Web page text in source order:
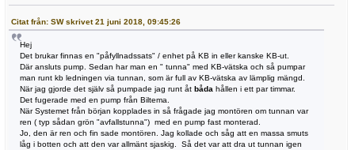
Citat från: SW skrivet 21 juni 2018, 09:45:26
Hej
Det brukar finnas en "påfyllnadssats" / enhet på KB in eller kanske KB-ut.
Där ansluts pump. Sedan har man en " tunna" med KB-vätska och så pumpar
man runt kb ledningen via tunnan, som är full av KB-vätska av lämplig mängd.
När jag gjorde det själv så pumpade jag runt åt båda hållen i ett par timmar.
Det fugerade med en pump från Biltema.
När Systemet från början kopplades in så frågade jag montören om tunnan var
ren ( typ sådan grön "avfallstunna") med en pump fast monterad.
Jo, den är ren och fin sade montören. Jag kollade och såg att en massa smuts
låg i botten och att den var allmänt sjaskig. Så det var att dra ut tunnan igen